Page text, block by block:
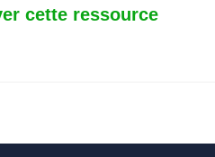
cette ressource